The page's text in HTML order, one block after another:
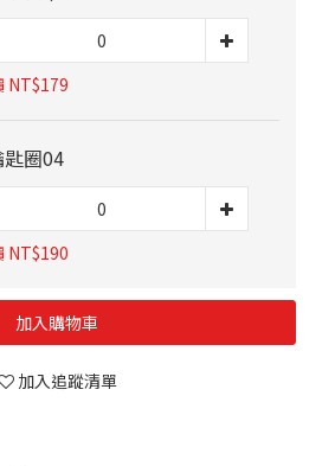
NT$179
圈04
NT$190
加入購物車
加入追蹤清單